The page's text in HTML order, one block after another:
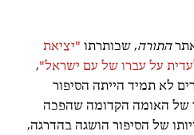
התורה, שכותרתו "יציאת
על עברו של עם ישראל",
לא תמיד הייתה הסיפור
של האומה הקדומה שהפכה
של הסיפור הושגה בהדרגה,